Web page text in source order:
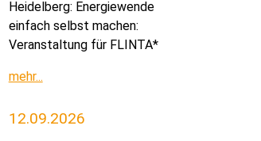
Heidelberg: Energiewende
einfach selbst machen:
Veranstaltung für FLINTA*
mehr...
12.09.2026